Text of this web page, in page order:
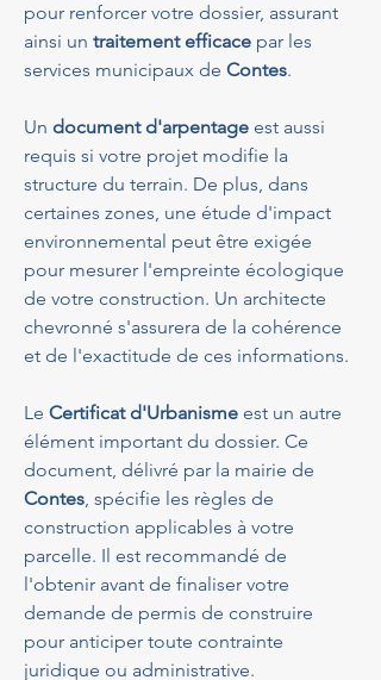
pour renforcer votre dossier, assurant
ainsi un traitement efficace par les
services municipaux de Contes.
Un document d'arpentage est aussi
requis si votre projet modifie la
structure du terrain. De plus, dans
certaines zones, une étude d'impact
environnemental peut être exigée
pour mesurer l'empreinte écologique
de votre construction. Un architecte
chevronné s'assurera de la cohérence
et de l'exactitude de ces informations.
Le Certificat d'Urbanisme est un autre
élément important du dossier. Ce
document, délivré par la mairie de
Contes, spécifie les règles de
construction applicables à votre
parcelle. Il est recommandé de
l'obtenir avant de finaliser votre
demande de permis de construire
pour anticiper toute contrainte
juridique ou administrative.